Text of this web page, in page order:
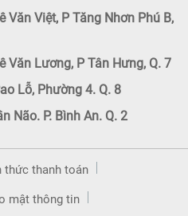
Văn Việt, P Tăng Nhơn Phú B,
Văn Lương, P Tân Hưng, Q. 7
Lỗ, Phường 4. Q. 8
Não. P. Bình An. Q. 2
thức thanh toán
mật thông tin